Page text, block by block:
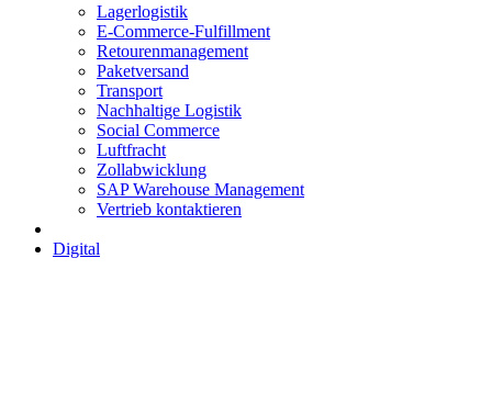
Lagerlogistik
E-Commerce-Fulfillment
Retourenmanagement
Paketversand
Transport
Nachhaltige Logistik
Social Commerce
Luftfracht
Zollabwicklung
SAP Warehouse Management
Vertrieb kontaktieren
Digital